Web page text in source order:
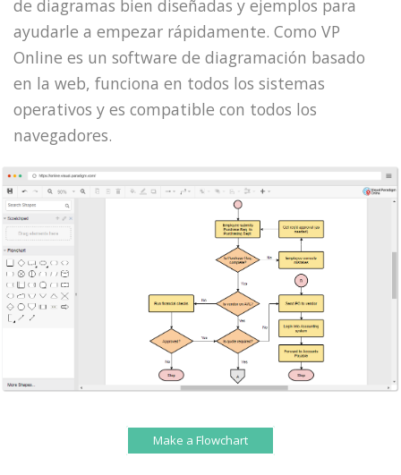
de diagramas bien diseñadas y ejemplos para
ayudarle a empezar rápidamente. Como VP
Online es un software de diagramación basado
en la web, funciona en todos los sistemas
operativos y es compatible con todos los
navegadores.
Make a Flowchart